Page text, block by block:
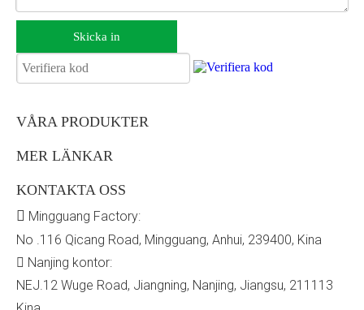
Skicka in
VÅRA PRODUKTER
MER LÄNKAR
KONTAKTA OSS
 Mingguang Factory:
No .116 Qicang Road, Mingguang, Anhui, 239400, Kina
 Nanjing kontor:
NEJ.12 Wuge Road, Jiangning, Nanjing, Jiangsu, 211113